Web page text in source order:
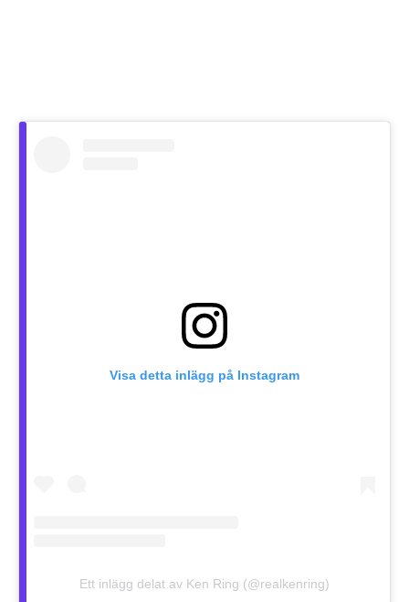
Visa detta inlägg på Instagram
Ett inlägg delat av Ken Ring (@realkenring)